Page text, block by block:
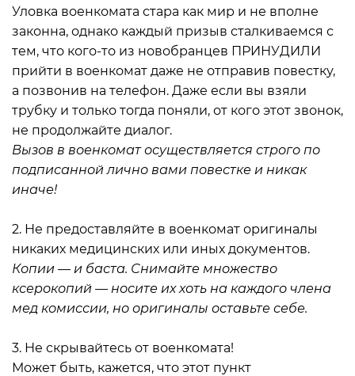
Уловка военкомата стара как мир и не вполне
законна, однако каждый призыв сталкиваемся с
тем, что кого-то из новобранцев ПРИНУДИЛИ
прийти в военкомат даже не отправив повестку,
а позвонив на телефон. Даже если вы взяли
трубку и только тогда поняли, от кого этот звонок,
не продолжайте диалог.
Вызов в военкомат осуществляется строго по
подписанной лично вами повестке и никак
иначе!
2. Не предоставляйте в военкомат оригиналы
никаких медицинских или иных документов.
Копии — и баста. Снимайте множество
ксерокопий — носите их хоть на каждого члена
мед комиссии, но оригиналы оставьте себе.
3. Не скрывайтесь от военкомата!
Может быть, кажется, что этот пункт